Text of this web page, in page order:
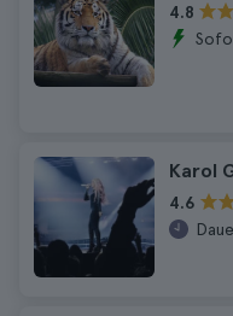
4.8
Karol
4.6